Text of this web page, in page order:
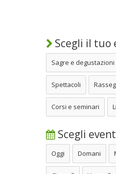
Scegli il tuo
Sagre e degustazioni
Spettacoli
Corsi e seminari
Scegli
Oggi Domani